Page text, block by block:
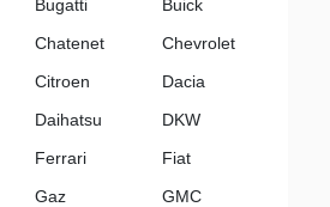
Bugatti
Buick
Chatenet
Chevrolet
Citroen
Dacia
Daihatsu
DKW
Ferrari
Fiat
Gaz
GMC